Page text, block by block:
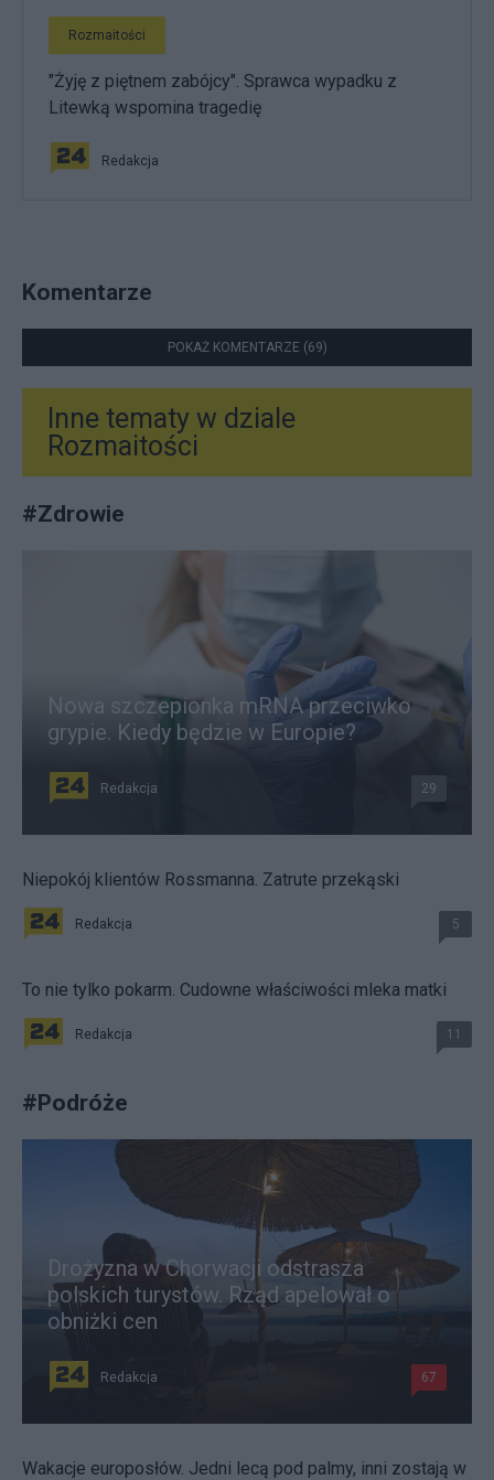
Rozmaitości
"Żyję z piętnem zabójcy". Sprawca wypadku z
Litewką wspomina tragedię
Redakcja
Komentarze
POKAŻ KOMENTARZE (69)
Inne tematy w dziale
Rozmaitości
#Zdrowie
Nowa szczepionka mRNA przeciwko
grypie. Kiedy będzie w Europie?
Redakcja 29
Niepokój klientów Rossmanna. Zatrute przekąski
Redakcja 5
To nie tylko pokarm. Cudowne właściwości mleka matki
Redakcja 11
#Podróże
Drożyzna w Chorwacji odstrasza
polskich turystów. Rząd apelował o
obniżki cen
Redakcja 67
Wakacje europosłów. Jedni lecą pod palmy, inni zostają w